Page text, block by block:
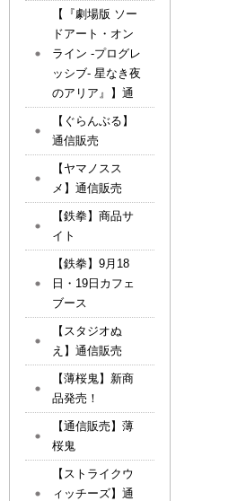
【『劇場版 ソー
ドアート・オン
ライン -プログレ
ッシブ- 星なき夜
のアリア』】通
【ぐらんぶる】
通信販売
【ヤマノスス
メ】通信販売
【鉄拳】商品サ
イト
【鉄拳】9月18
日・19日カフェ
ブース
【スタジオぬ
え】通信販売
【薄桜鬼】新商
品発売！
【通信販売】薄
桜鬼
【ストライクウ
ィッチーズ】通